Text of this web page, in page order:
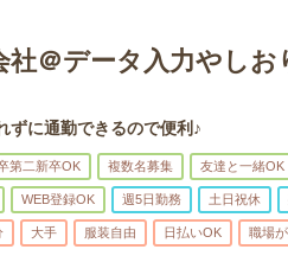
社＠データ入力やしお
に通勤できるので便利♪
第二新卒OK 複数名募集 友達と一緒OK
WEB登録OK 週5日勤務 土日祝休
大手 服装自由 日払いOK 職場